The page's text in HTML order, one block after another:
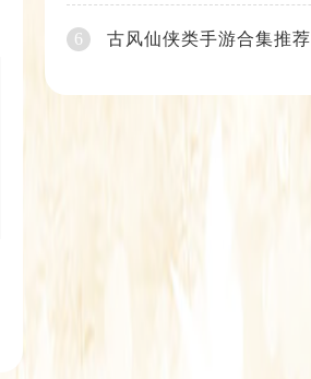
6 古风仙侠类手游合集推荐